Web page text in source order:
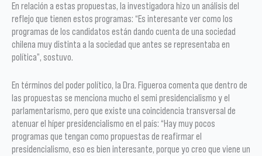
En relación a estas propuestas, la investigadora hizo un análisis del
reflejo que tienen estos programas: “Es interesante ver como los
programas de los candidatos están dando cuenta de una sociedad
chilena muy distinta a la sociedad que antes se representaba en
política”, sostuvo.
En términos del poder político, la Dra. Figueroa comenta que dentro de
las propuestas se menciona mucho el semi presidencialismo y el
parlamentarismo, pero que existe una coincidencia transversal de
atenuar el híper presidencialismo en el país: “Hay muy pocos
programas que tengan como propuestas de reafirmar el
presidencialismo, eso es bien interesante, porque yo creo que viene un